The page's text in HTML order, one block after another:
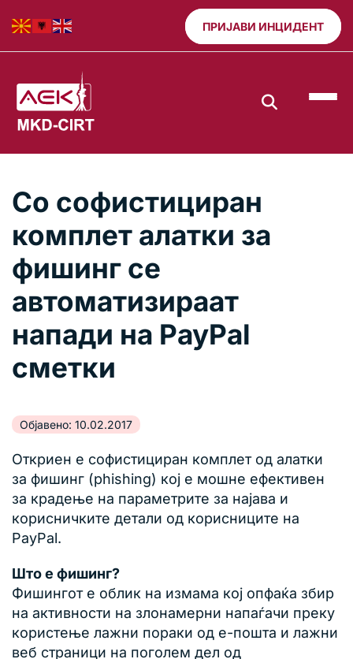
ПРИЈАВИ ИНЦИДЕНТ
Со софистициран
комплет алатки за
фишинг се
автоматизираат
напади на PayPal
сметки
Објавено: 10.02.2017
Откриен е софистициран комплет од алатки
за фишинг (phishing) кој е мошне ефективен
за крадење на параметрите за најава и
корисничките детали од корисниците на
PayPal.
Што е фишинг?
Фишингот е облик на измама кој опфаќа збир
на активности на злонамерни напаѓачи преку
користење лажни пораки од е-пошта и лажни
веб страници на поголем дел од